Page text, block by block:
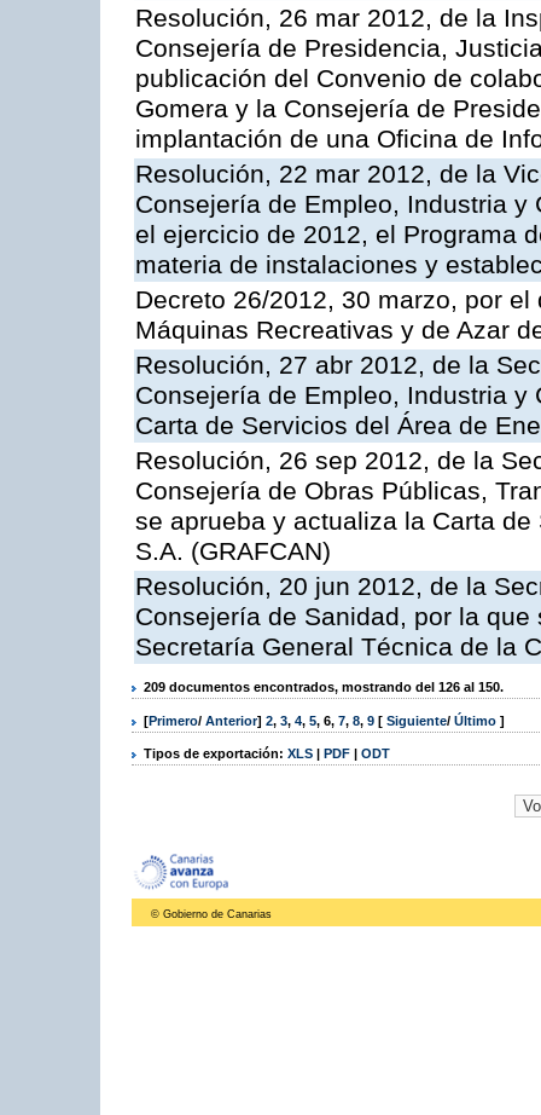
Resolución, 26 mar 2012, de la
Consejería de Presidencia,
publicación del Convenio de
Gomera y la Consejería de
implantación de una Oficina de
Resolución, 22 mar 2012, de la
Consejería de Empleo, Industria
el ejercicio de 2012, el Programa
materia de instalaciones y
Decreto 26/2012, 30 marzo, por
Máquinas Recreativas y de Azar
Resolución, 27 abr 2012, de la
Consejería de Empleo, Industria
Carta de Servicios del Área de
Resolución, 26 sep 2012, de la
Consejería de Obras Públicas,
se aprueba y actualiza la Carta
S.A. (GRAFCAN)
Resolución, 20 jun 2012, de la
Consejería de Sanidad, por la
Secretaría General Técnica de la
209 documentos encontrados, mostrando del 126 al 150.
[Primero/ Anterior] 2, 3, 4, 5, 6, 7, 8, 9 [ Siguiente/ Último ]
Tipos de exportación: XLS | PDF | ODT
© Gobierno de Canarias